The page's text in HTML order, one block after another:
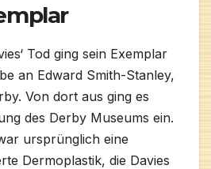
Tod ging sein Exemplar
an Edward Smith-Stanley,
Von dort aus ging es
des Derby Museums ein.
ursprünglich eine
Dermoplastik, die Davies